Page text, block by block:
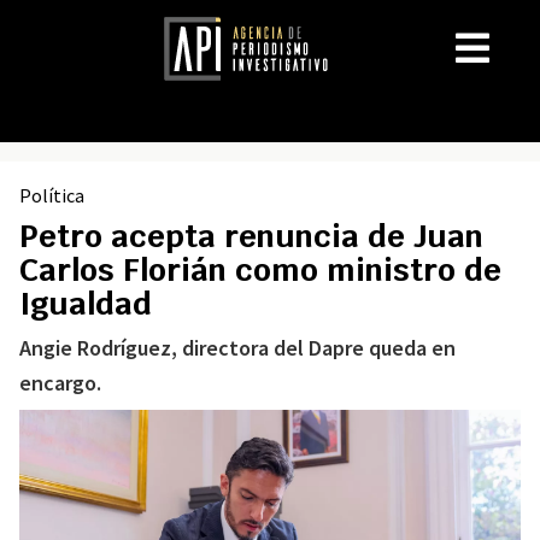
Política
Petro acepta renuncia de Juan
Carlos Florián como ministro de
Igualdad
Angie Rodríguez, directora del Dapre queda en
encargo.